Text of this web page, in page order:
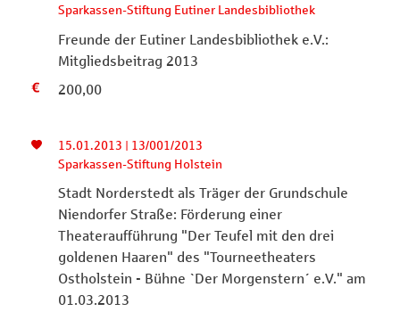
Sparkassen-Stiftung Eutiner Landesbibliothek
Freunde der Eutiner Landesbibliothek e.V.:
Mitgliedsbeitrag 2013
200,00
15.01.2013 | 13/001/2013
Sparkassen-Stiftung Holstein
Stadt Norderstedt als Träger der Grundschule
Niendorfer Straße: Förderung einer
Theateraufführung "Der Teufel mit den drei
goldenen Haaren" des "Tourneetheaters
Ostholstein - Bühne `Der Morgenstern´ e.V." am
01.03.2013